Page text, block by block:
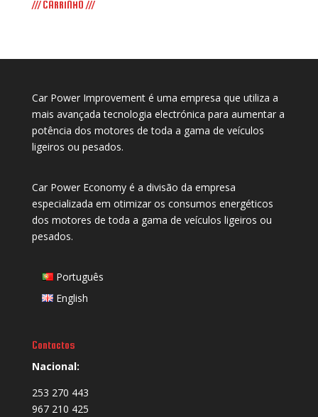
/// CARRINHO ///
Car Power Improvement é uma empresa que utiliza a
mais avançada tecnologia electrónica para aumentar a
potência dos motores de toda a gama de veículos
ligeiros ou pesados.
Car Power Economy é a divisão da empresa
especializada em otimizar os consumos energéticos
dos motores de toda a gama de veículos ligeiros ou
pesados.
Português
English
Contactos
Nacional:
253 270 443
967 210 425